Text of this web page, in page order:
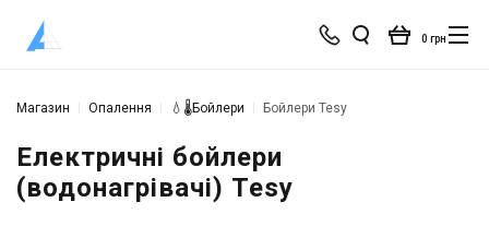
0 грн
Магазин Опалення 💧🌡️Бойлери Бойлери Tesy
Електричні бойлери
(водонагрівачі) Tesy